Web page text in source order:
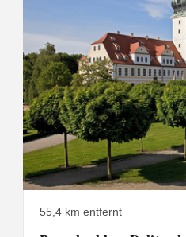
55,4 km entfernt